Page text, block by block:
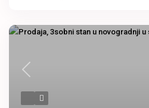
Previous